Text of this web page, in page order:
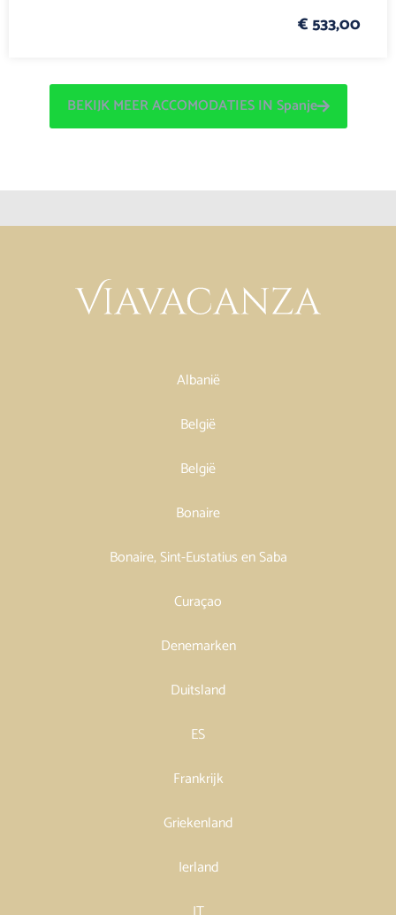
€ 533,00
BEKIJK MEER ACCOMODATIES IN Spanje
Albanië
België
België
Bonaire
Bonaire, Sint-Eustatius en Saba
Curaçao
Denemarken
Duitsland
ES
Frankrijk
Griekenland
Ierland